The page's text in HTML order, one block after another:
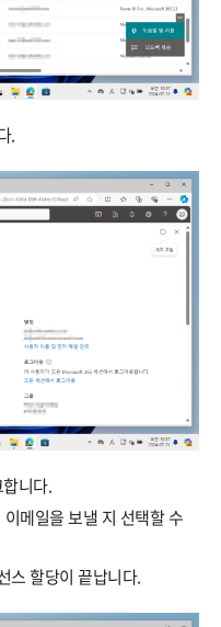
.
니다.
메일을 보낼 지 선택할 수
스 할당이 끝납니다.